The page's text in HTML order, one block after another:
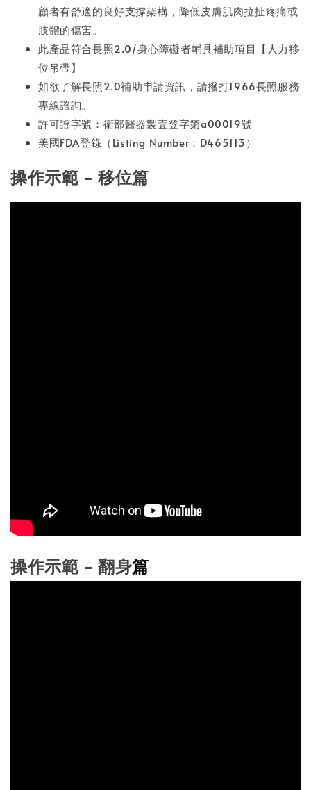
顧者有舒適的良好支撐架構，降低皮膚肌肉拉扯疼痛或
肢體的傷害。
此產品符合長照2.0/身心障礙者輔具補助項目【人力移
位吊帶】
如欲了解長照2.0補助申請資訊，請撥打1966長照服務
專線諮詢。
許可證字號：衛部醫器製壹登字第a00019號
美國FDA登錄（Listing Number：D465113）
操作示範 - 移位篇
操作示範 - 翻身篇